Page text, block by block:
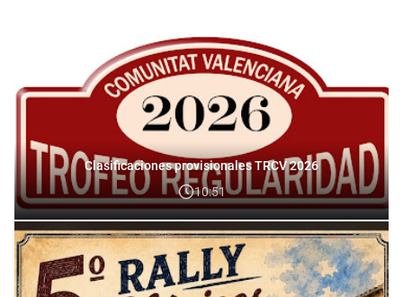
Clasificaciones provisionales TRCV 2026
10:51